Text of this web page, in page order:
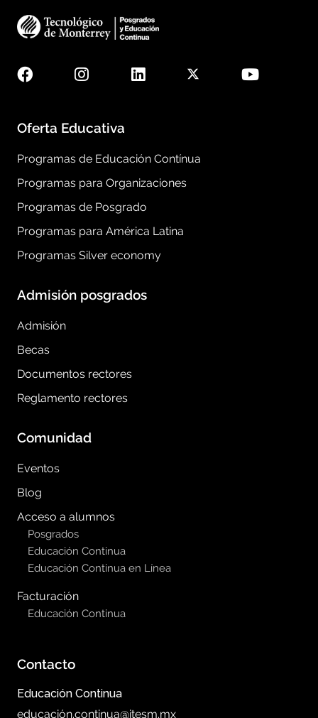
Oferta Educativa
Programas de Educación Contínua
Programas para Organizaciones
Programas de Posgrado
Programas para América Latina
Programas Silver economy
Admisión posgrados
Admisión
Becas
Documentos rectores
Reglamento rectores
Comunidad
Eventos
Blog
Acceso a alumnos
Posgrados
Educación Continua
Educación Continua en Línea
Facturación
Educación Continua
Contacto
Educación Continua
educación.continua@itesm.mx